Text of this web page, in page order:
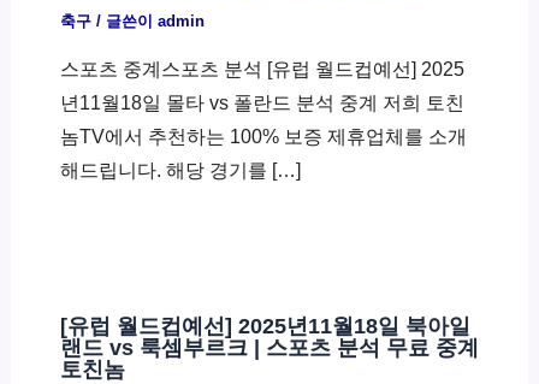
축구/ 글쓴이 admin
스포츠 중계스포츠 분석 [유럽 월드컵예선] 2025
년11월18일 몰타 vs 폴란드 분석 중계 저희 토친
놈TV에서 추천하는 100% 보증 제휴업체를 소개
해드립니다. 해당 경기를 […]
[유럽 월드컵예선] 2025년11월18일 북아일
랜드 vs 룩셈부르크 | 스포츠 분석 무료 중계
토친놈